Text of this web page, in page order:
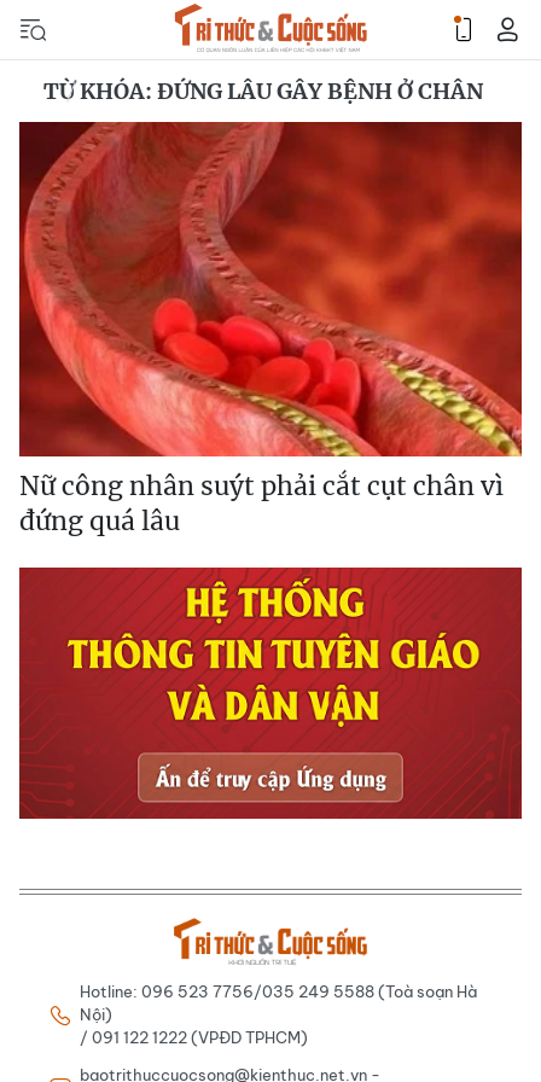
TỪ KHÓA: ĐỨNG LÂU GÂY BỆNH Ở CHÂN
Nữ công nhân suýt phải cắt cụt chân vì
đứng quá lâu
Hotline: 096 523 7756/035 249 5588 (Toà soạn Hà
Nội)
/ 091 122 1222 (VPĐD TPHCM)
baotrithuccuocsong@kienthuc.net.vn -